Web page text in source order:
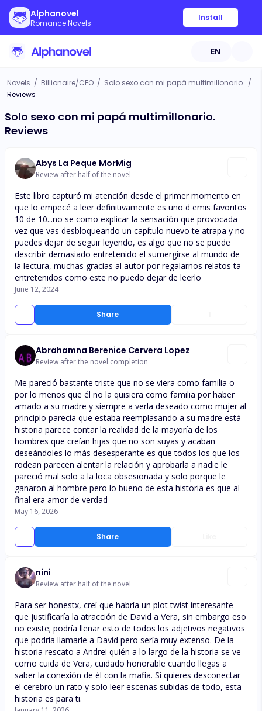
Alphanovel
Romance Novels
Install
EN
Novels / Billionaire/CEO / Solo sexo con mi papá multimillonario. /
Reviews
Solo sexo con mi papá multimillonario.
Reviews
Abys La Peque MorMig
Review after half of the novel
Share
Este libro capturó mi atención desde el primer momento en
que lo empecé a leer definitivamente es uno d emis favoritos
10 de 10...no se como explicar la sensación que provocada
vez que vas desbloqueando un capítulo nuevo te atrapa y no
puedes dejar de seguir leyendo, es algo que no se puede
describir demasiado entretenido el sumergirse al mundo de
la lectura, muchas gracias al autor por regalarnos relatos ta
entretenidos como este no puedo dejar de leerlo
June 12, 2024
Abrahamna Berenice Cervera Lopez
Review after the novel completion
Share
Me pareció bastante triste que no se viera como familia o
por lo menos que él no la quisiera como familia por haber
amado a su madre y siempre a verla deseado como mujer al
principio parecía que estaba reemplasando a su madre está
historia parece contar la realidad de la mayoría de los
hombres que creían hijas que no son suyas y acaban
deseándoles lo más desesperante es que todos los que los
rodean parecen alentar la relación y aprobarla a nadie le
pareció mal solo a la loca obsesionada y solo porque le
ganaron al hombre pero lo bueno de esta historia es que al
final era amor de verdad
May 16, 2026
nini
Review after half of the novel
Para ser honestx, creí que habría un plot twist interesante
que justificaría la atracción de David a Vera, sin embargo eso
no existe; podría llenar esto de todos los adjetivos negativos
que podría llamarle a David pero sería muy extenso. De la
historia rescato a Andrei quién a lo largo de la historia se ve
como cuida de Vera, cuidado honorable cuando llegas a
saber la conexión de él con la mafia. Si quieres desconectar
el cerebro un rato y solo leer escenas subidas de todo, esta
historia es para ti.